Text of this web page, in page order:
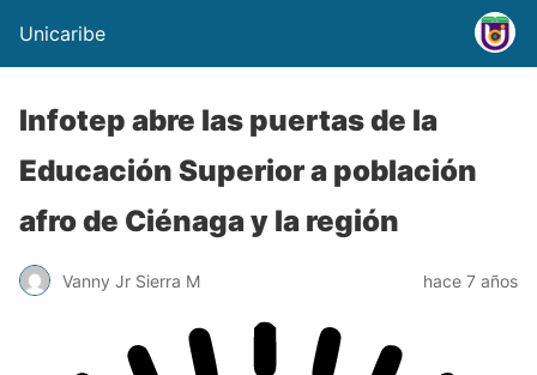
Unicaribe
Infotep abre las puertas de la
Educación Superior a población
afro de Ciénaga y la región
Vanny Jr Sierra M hace 7 años